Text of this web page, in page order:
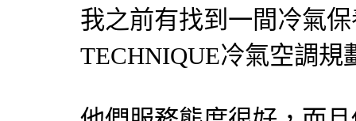
我之前有找到一間冷氣
TECHNIQUE冷氣空調規